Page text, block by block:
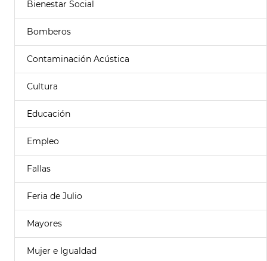
Bienestar Social
Bomberos
Contaminación Acústica
Cultura
Educación
Empleo
Fallas
Feria de Julio
Mayores
Mujer e Igualdad